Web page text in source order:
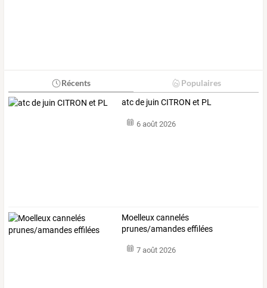
Récents Populaires
atc de juin CITRON et PL
6 août 2026
Moelleux cannelés
prunes/amandes effilées
7 août 2026